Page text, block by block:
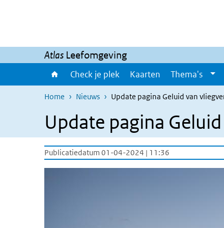
Atlas Leefomgeving
Check je plek Kaarten Thema's
Home Nieuws Update pagina Geluid van
Update pagina
Publicatiedatum 01-04-2024 | 11:36